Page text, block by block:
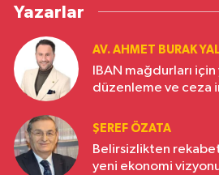
Yazarlar
AV. AHMET BURAK
IBAN mağdurları
düzenleme ve ceza
ŞEREF ÖZATA
Belirsizlikten
yeni ekonomi